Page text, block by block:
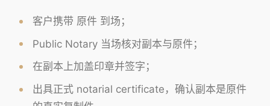
客户携带 原件 到场；
Public Notary 当场核对副本与原件；
在副本上加盖印章并签字；
出具正式 notarial certificate，确认副本是原件